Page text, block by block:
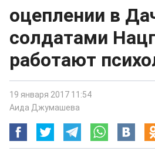
оцеплении в
солдатами
работают
19 января 2017 11:54
Аида Джумашева